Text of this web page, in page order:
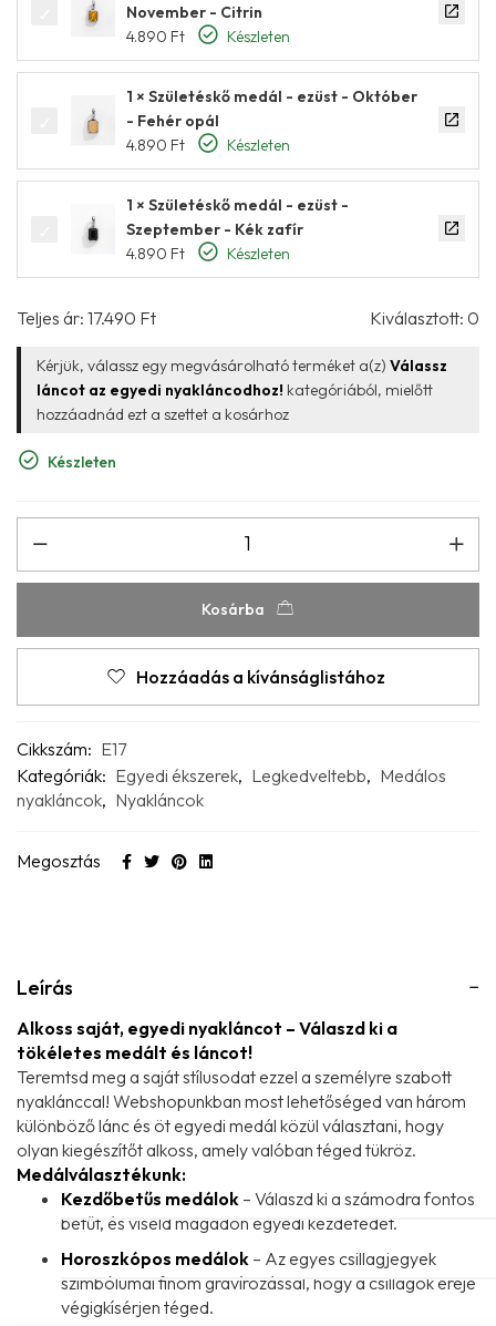
November - Citrin
4.890 Ft Készleten
1 × Születéskő medál - ezüst - Október
- Fehér opál
4.890 Ft Készleten
1 × Születéskő medál - ezüst -
Szeptember - Kék zafír
4.890 Ft Készleten
Teljes ár: 17.490 Ft Kiválasztott: 0
Kérjük, válassz egy megvásárolható terméket a(z) Válassz
láncot az egyedi nyakláncodhoz! kategóriából, mielőtt
hozzáadnád ezt a szettet a kosárhoz
Készleten
Kosárba
Hozzáadás a kívánságlistához
Cikkszám: E17
Kategóriák: Egyedi ékszerek, Legkedveltebb, Medálos
nyakláncok, Nyakláncok
Megosztás
Leírás
Alkoss saját, egyedi nyakláncot – Válaszd ki a
tökéletes medált és láncot!
Teremtsd meg a saját stílusodat ezzel a személyre szabott
nyaklánccal! Webshopunkban most lehetőséged van három
különböző lánc és öt egyedi medál közül választani, hogy
olyan kiegészítőt alkoss, amely valóban téged tükröz.
Medálválasztékunk:
Kezdőbetűs medálok – Válaszd ki a számodra fontos
betűt, és viseld magadon egyedi kezdetedet.
Horoszkópos medálok – Az egyes csillagjegyek
szimbólumai finom gravírozással, hogy a csillagok ereje
végigkísérjen téged.